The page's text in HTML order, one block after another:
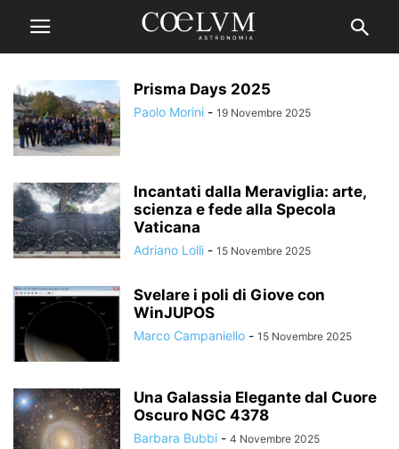
Prisma Days 2025
Paolo Morini - 19 Novembre 2025
Incantati dalla Meraviglia: arte,
scienza e fede alla Specola
Vaticana
Adriano Lolli - 15 Novembre 2025
Svelare i poli di Giove con
WinJUPOS
Marco Campaniello - 15 Novembre 2025
Una Galassia Elegante dal Cuore
Oscuro NGC 4378
Barbara Bubbi - 4 Novembre 2025